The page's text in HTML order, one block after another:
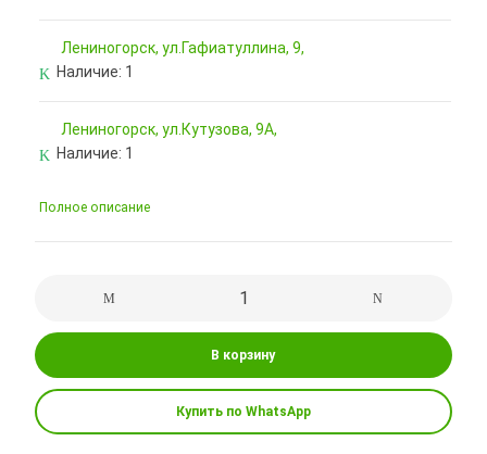
Лениногорск, ул.Гафиатуллина, 9,
Наличие: 1
Лениногорск, ул.Кутузова, 9А,
Наличие: 1
Полное описание
В корзину
Купить по WhatsApp